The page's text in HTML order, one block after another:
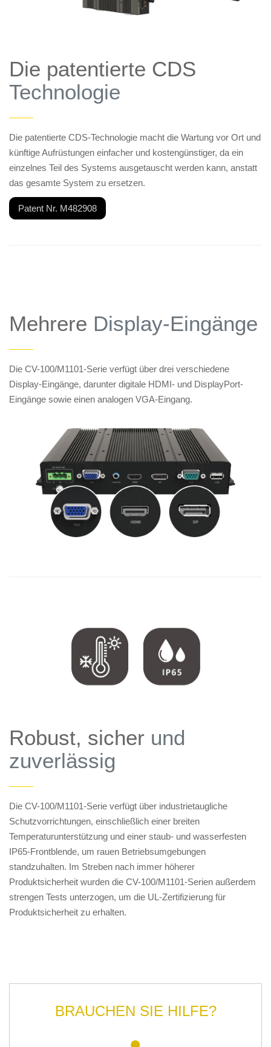
Die patentierte CDS
Technologie
——
Die patentierte CDS-Technologie macht die Wartung vor Ort und
künftige Aufrüstungen einfacher und kostengünstiger, da ein
einzelnes Teil des Systems ausgetauscht werden kann, anstatt
das gesamte System zu ersetzen.
Patent Nr. M482908
Mehrere Display-Eingänge
——
Die CV-100/M1101-Serie verfügt über drei verschiedene
Display-Eingänge, darunter digitale HDMI- und DisplayPort-
Eingänge sowie einen analogen VGA-Eingang.
Robust, sicher und
zuverlässig
——
Die CV-100/M1101-Serie verfügt über industrietaugliche
Schutzvorrichtungen, einschließlich einer breiten
Temperaturunterstützung und einer staub- und wasserfesten
IP65-Frontblende, um rauen Betriebsumgebungen
standzuhalten. Im Streben nach immer höherer
Produktsicherheit wurden die CV-100/M1101-Serien außerdem
strengen Tests unterzogen, um die UL-Zertifizierung für
Produktsicherheit zu erhalten.
BRAUCHEN SIE HILFE?